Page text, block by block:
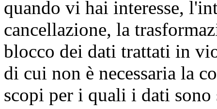
quando vi hai interesse,
cancellazione, la
blocco dei dati trattati in
di cui non è necessaria la
scopi per i quali i dati sono